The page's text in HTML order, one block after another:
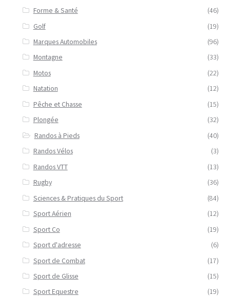
Forme & Santé
(46)
Golf
(19)
Marques Automobiles
(96)
Montagne
(33)
Motos
(22)
Natation
(12)
Pêche et Chasse
(15)
Plongée
(32)
Randos à Pieds
(40)
Randos Vélos
(3)
Randos VTT
(13)
Rugby
(36)
Sciences & Pratiques du Sport
(84)
Sport Aérien
(12)
Sport Co
(19)
Sport d'adresse
(6)
Sport de Combat
(17)
Sport de Glisse
(15)
Sport Equestre
(19)